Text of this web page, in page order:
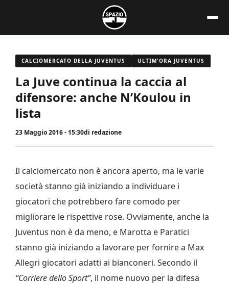
contenuto
CALCIOMERCATO DELLA JUVENTUS ULTIM'ORA JUVENTUS
La Juve continua la caccia al
difensore: anche N’Koulou in
lista
23 Maggio 2016 - 15:30di redazione
Il calciomercato non è ancora aperto, ma le varie
società stanno già iniziando a individuare i
giocatori che potrebbero fare comodo per
migliorare le rispettive rose. Ovviamente, anche la
Juventus non è da meno, e Marotta e Paratici
stanno già iniziando a lavorare per fornire a Max
Allegri giocatori adatti ai bianconeri. Secondo il
“Corriere dello Sport”, il nome nuovo per la difesa